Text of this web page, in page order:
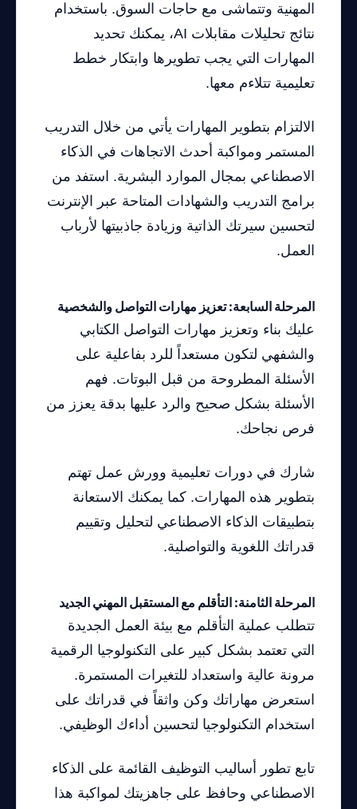
المهنية وتتماشى مع حاجات السوق. باستخدام
نتائج تحليلات مقابلات AI، يمكنك تحديد
المهارات التي يجب تطويرها وابتكار خطط
تعليمية تتلاءم معها.
الالتزام بتطوير المهارات يأتي من خلال التدريب
المستمر ومواكبة أحدث الاتجاهات في الذكاء
الاصطناعي بمجال الموارد البشرية. استفد من
برامج التدريب والشهادات المتاحة عبر الإنترنت
لتحسين سيرتك الذاتية وزيادة جاذبيتها لأرباب
العمل.
المرحلة السابعة: تعزيز مهارات التواصل والشخصية
عليك بناء وتعزيز مهارات التواصل الكتابي
والشفهي لتكون مستعداً للرد بفاعلية على
الأسئلة المطروحة من قبل البوتات. فهم
الأسئلة بشكل صحيح والرد عليها بدقة يعزز من
فرص نجاحك.
شارك في دورات تعليمية وورش عمل تهتم
بتطوير هذه المهارات. كما يمكنك الاستعانة
بتطبيقات الذكاء الاصطناعي لتحليل وتقييم
قدراتك اللغوية والتواصلية.
المرحلة الثامنة: التأقلم مع المستقبل المهني الجديد
تتطلب عملية التأقلم مع بيئة العمل الجديدة
التي تعتمد بشكل كبير على التكنولوجيا الرقمية
مرونة عالية واستعداد للتغيرات المستمرة.
استعرض مهاراتك وكن واثقاً في قدراتك على
استخدام التكنولوجيا لتحسين أداءك الوظيفي.
تابع تطور أساليب التوظيف القائمة على الذكاء
الاصطناعي وحافظ على جاهزيتك لمواكبة هذا